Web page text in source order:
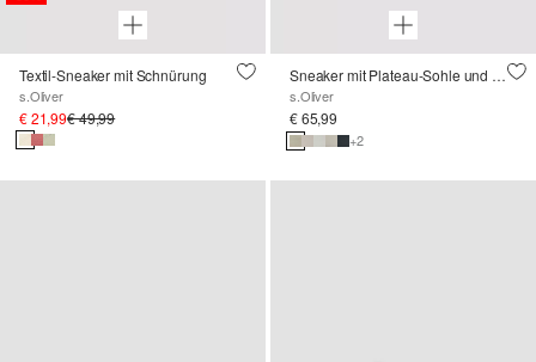
Textil-Sneaker mit Schnürung
s.Oliver
€ 21,99€ 49,99
Sneaker mit Plateau-Sohle und Leo-Detail
s.Oliver
€ 65,99
+2